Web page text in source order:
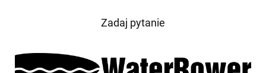
Zadaj pytanie